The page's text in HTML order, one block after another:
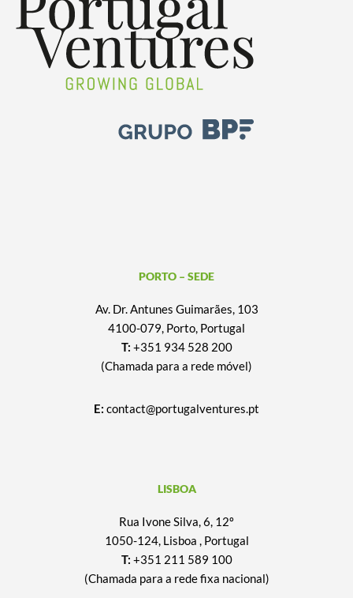
PORTO – SEDE
Av. Dr. Antunes Guimarães, 103
4100-079, Porto, Portugal
T: +351 934 528 200
(Chamada para a rede móvel)
E: contact@portugalventures.pt
LISBOA
Rua Ivone Silva, 6, 12º
1050-124, Lisboa , Portugal
T: +351 211 589 100
(Chamada para a rede fixa nacional)